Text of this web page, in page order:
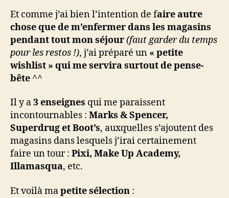
Et comme j’ai bien l’intention de faire autre
chose que de m’enfermer dans les magasins
pendant tout mon séjour(faut garder du temps
pour les restos !), j’ai préparé un « petite
wishlist » qui me servira surtout de pense-
bête ^^
Il y a3 enseignes qui me paraissent
incontournables : Marks & Spencer,
Superdrug et Boot’s, auxquelles s’ajoutent des
magasins dans lesquels j’irai certainement
faire un tour : Pixi, Make Up Academy,
Illamasqua, etc.
Et voilà mapetite sélection :